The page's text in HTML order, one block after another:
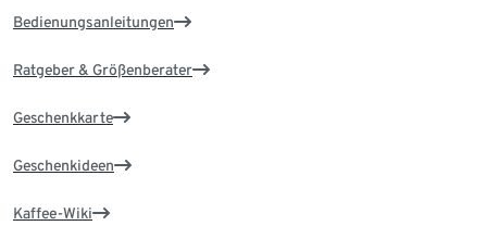
Bedienungsanleitungen
Ratgeber & Größenberater
Geschenkkarte
Geschenkideen
Kaffee-Wiki